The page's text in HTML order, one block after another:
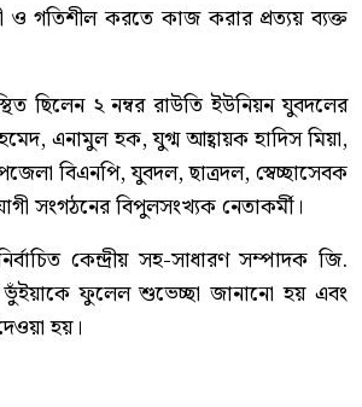
ও গতিশীল করতে কাজ করার প্রত্যয় ব্যক্ত
ছিলেন ২ নম্বর রাউতি ইউনিয়ন যুবদলের
এনামুল হক, যুগ্ম আহ্বায়ক হাদিস মিয়া,
বিএনপি, যুবদল, ছাত্রদল, স্বেচ্ছাসেবক
সংগঠনের বিপুলসংখ্যক নেতাকর্মী।
কেন্দ্রীয় সহ-সাধারণ সম্পাদক জি.
ফুলেল শুভেচ্ছা জানানো হয় এবং
হয়।